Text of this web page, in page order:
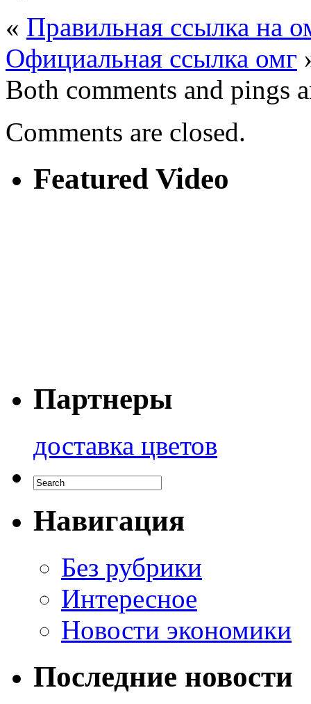
« Правильная ссылка на
Официальная ссылка омг
Both comments and pings
Comments are closed.
Featured Video
Партнеры
доставка цветов
Навигация
Без рубрики
Интересное
Новости экономики
Последние новости